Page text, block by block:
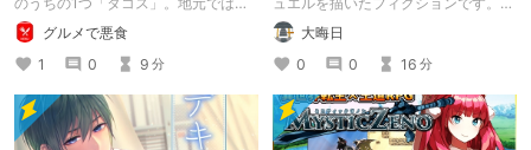
つけられなかった男が広島で探す旅を
お送りします。ねくすと5月のテーマ
「お出かけの記録」。
グルメで悪食
1
0 9 分
（自分用メモ：2025-05-14）
大晦日
0
0 16 分